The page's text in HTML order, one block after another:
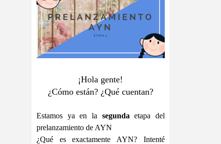
¡Hola gente!
¿Cómo están? ¿Qué cuentan?
Estamos ya en la segundaetapa del
prelanzamiento de AYN
¿Qué es exactamente AYN? Intenté